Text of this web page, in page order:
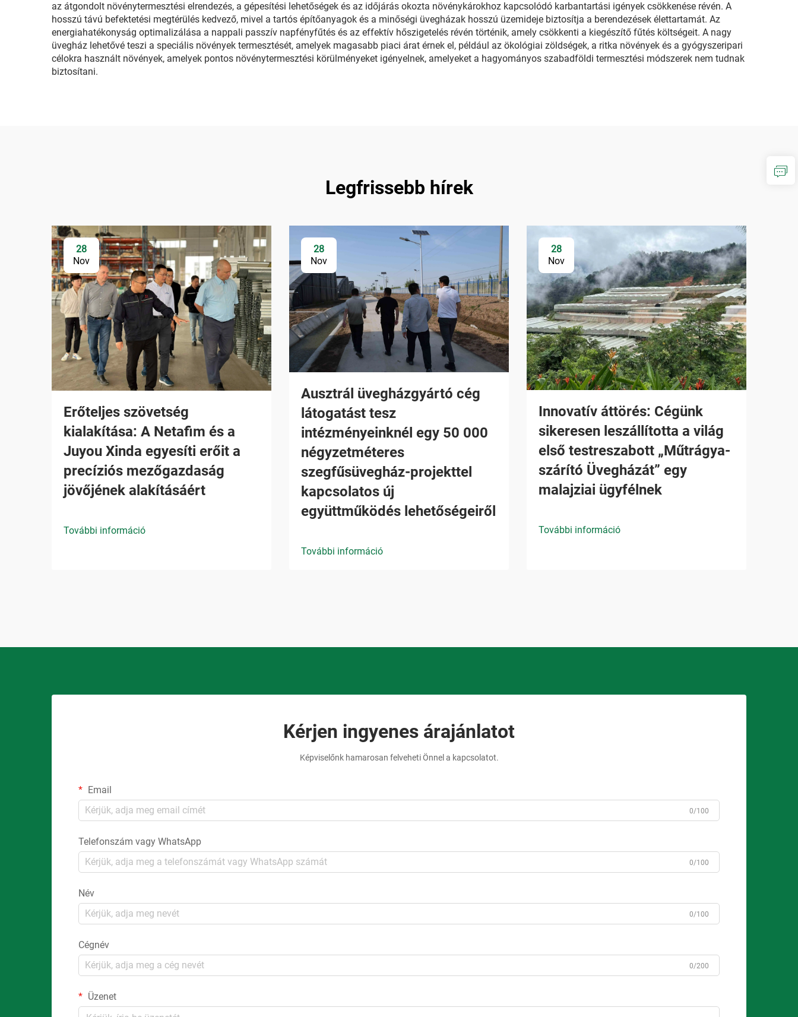
az átgondolt növénytermesztési elrendezés, a gépesítési lehetőségek és az időjárás okozta növénykárokhoz kapcsolódó karbantartási igények csökkenése révén. A
hosszú távú befektetési megtérülés kedvező, mivel a tartós építőanyagok és a minőségi üvegházak hosszú üzemideje biztosítja a berendezések élettartamát. Az
energiahatékonyság optimalizálása a nappali passzív napfényfűtés és az effektív hőszigetelés révén történik, amely csökkenti a kiegészítő fűtés költségeit. A nagy
üvegház lehetővé teszi a speciális növények termesztését, amelyek magasabb piaci árat érnek el, például az ökológiai zöldségek, a ritka növények és a gyógyszeripari
célokra használt növények, amelyek pontos növénytermesztési körülményeket igényelnek, amelyeket a hagyományos szabadföldi termesztési módszerek nem tudnak
biztosítani.
Legfrissebb hírek
28
Nov
Erőteljes szövetség
kialakítása: A Netafim és a
Juyou Xinda egyesíti erőit a
precíziós mezőgazdaság
jövőjének alakításáért
További információ
28
Nov
Ausztrál üvegházgyártó cég
látogatást tesz
intézményeinknél egy 50 000
négyzetméteres
szegfűsüvegház-projekttel
kapcsolatos új
együttműködés lehetőségeiről
További információ
28
Nov
Innovatív áttörés: Cégünk
sikeresen leszállította a világ
első testreszabott „Műtrágya-
szárító Üvegházát” egy
malajziai ügyfélnek
További információ
Kérjen ingyenes árajánlatot
Képviselőnk hamarosan felveheti Önnel a kapcsolatot.
Email
0/100
Telefonszám vagy WhatsApp
0/100
Név
0/100
Cégnév
0/200
Üzenet